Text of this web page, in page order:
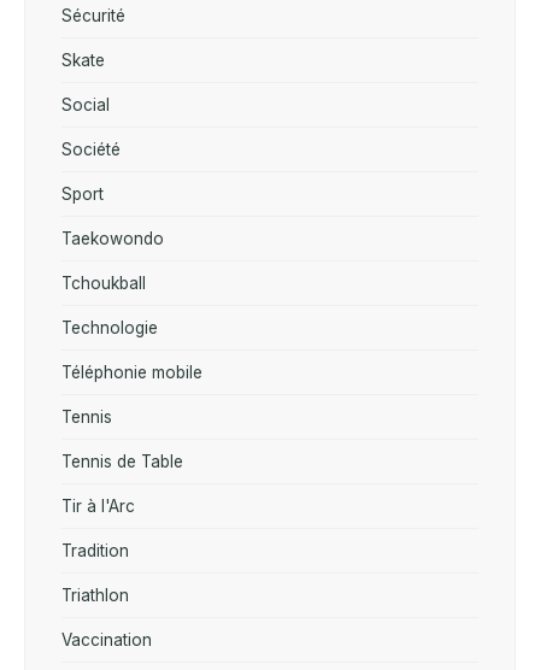
Sécurité
Skate
Social
Société
Sport
Taekowondo
Tchoukball
Technologie
Téléphonie mobile
Tennis
Tennis de Table
Tir à l'Arc
Tradition
Triathlon
Vaccination